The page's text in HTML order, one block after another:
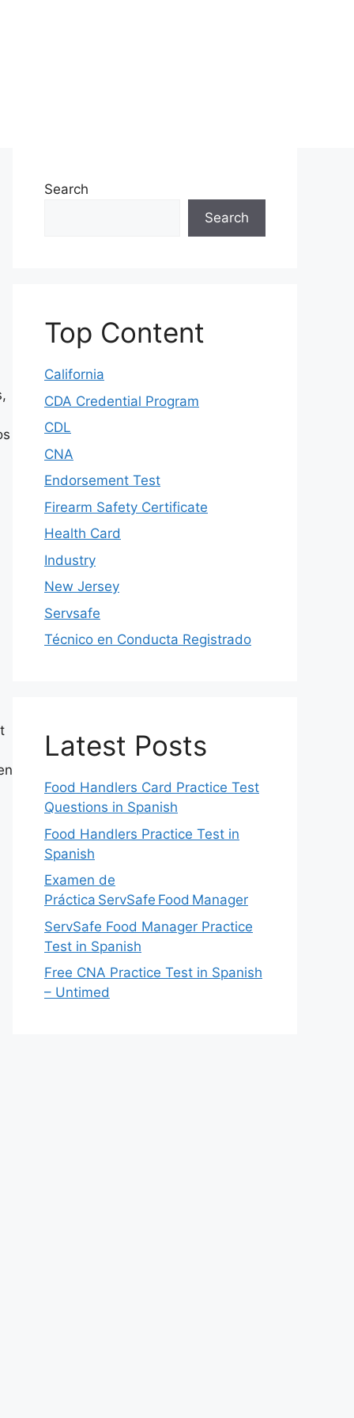
Search
Search
Top Content
California
CDA Credential Program
CDL
CNA
Endorsement Test
Firearm Safety Certificate
Health Card
Industry
New Jersey
Servsafe
Técnico en Conducta Registrado
Latest Posts
Food Handlers Card Practice Test
Questions in Spanish
Food Handlers Practice Test in
Spanish
Examen de
Práctica ServSafe Food Manager
ServSafe Food Manager Practice
Test in Spanish
Free CNA Practice Test in Spanish
– Untimed